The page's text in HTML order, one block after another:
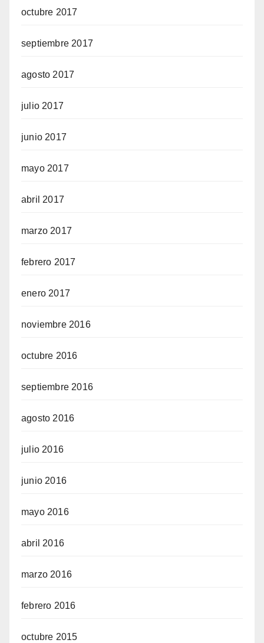
octubre 2017
septiembre 2017
agosto 2017
julio 2017
junio 2017
mayo 2017
abril 2017
marzo 2017
febrero 2017
enero 2017
noviembre 2016
octubre 2016
septiembre 2016
agosto 2016
julio 2016
junio 2016
mayo 2016
abril 2016
marzo 2016
febrero 2016
octubre 2015